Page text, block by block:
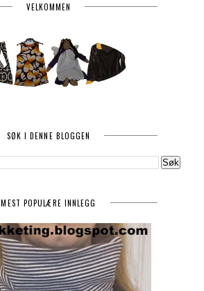
VELKOMMEN
SØK I DENNE BLOGGEN
MEST POPULÆRE INNLEGG